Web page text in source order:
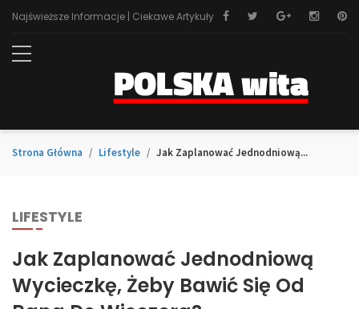
Najświeższe Informacje | Ciekawe Artykuły
Strona Główna Lifestyle Jak Zaplanować Jednodniową...
LIFESTYLE
Jak Zaplanować Jednodniową
Wycieczkę, Żeby Bawić Się Od